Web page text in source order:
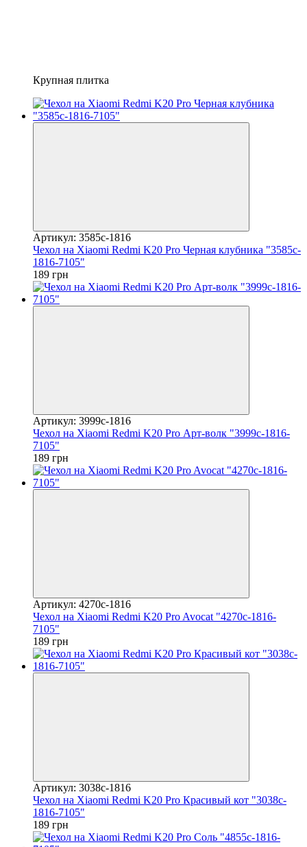
Крупная плитка
Артикул: 3585c-1816
Чехол на Xiaomi Redmi K20 Pro Черная клубника "3585c-
1816-7105"
189 грн
Артикул: 3999c-1816
Чехол на Xiaomi Redmi K20 Pro Арт-волк "3999c-1816-
7105"
189 грн
Артикул: 4270c-1816
Чехол на Xiaomi Redmi K20 Pro Avocat "4270c-1816-
7105"
189 грн
Артикул: 3038c-1816
Чехол на Xiaomi Redmi K20 Pro Красивый кот "3038c-
1816-7105"
189 грн